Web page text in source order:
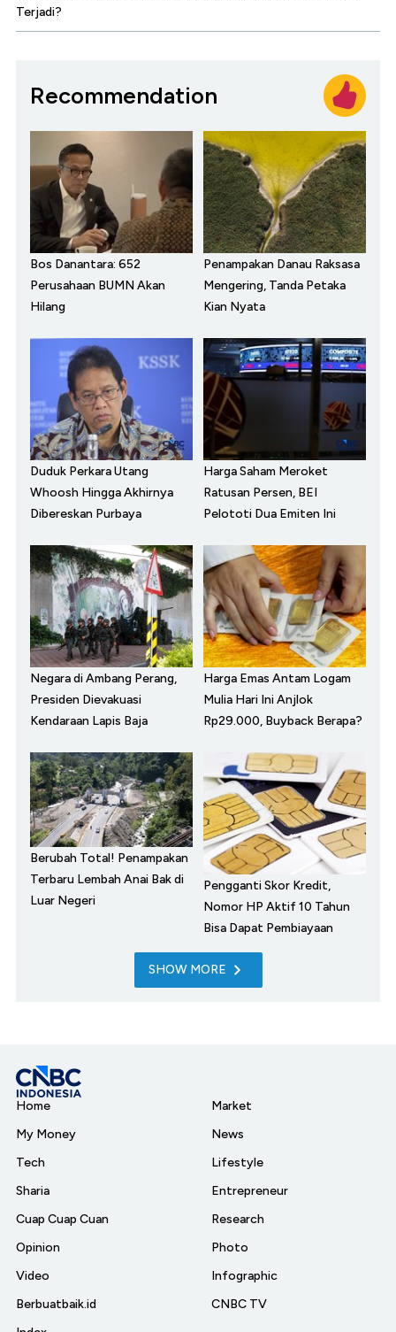
Terjadi?
Recommendation
Bos Danantara: 652
Perusahaan BUMN Akan
Hilang
Penampakan Danau Raksasa
Mengering, Tanda Petaka
Kian Nyata
Duduk Perkara Utang
Whoosh Hingga Akhirnya
Dibereskan Purbaya
Harga Saham Meroket
Ratusan Persen, BEI
Pelototi Dua Emiten Ini
Negara di Ambang Perang,
Presiden Dievakuasi
Kendaraan Lapis Baja
Harga Emas Antam Logam
Mulia Hari Ini Anjlok
Rp29.000, Buyback Berapa?
Berubah Total! Penampakan
Terbaru Lembah Anai Bak di
Luar Negeri
Pengganti Skor Kredit,
Nomor HP Aktif 10 Tahun
Bisa Dapat Pembiayaan
SHOW MORE
Home
My Money
Tech
Sharia
Cuap Cuap Cuan
Opinion
Video
Berbuatbaik.id
Market
News
Lifestyle
Entrepreneur
Research
Photo
Infographic
CNBC TV